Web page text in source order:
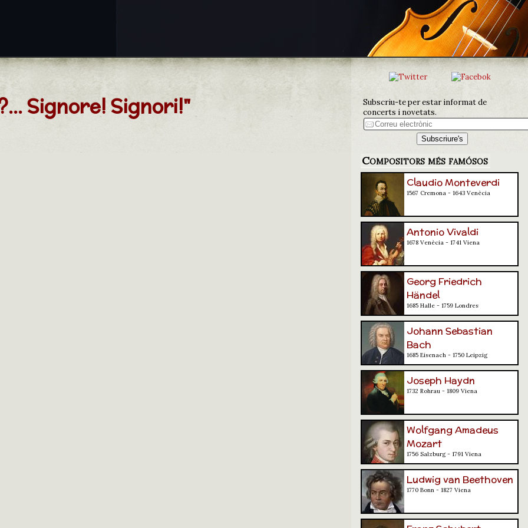
Signore! Signori!"
Subscriu-te per estar informat de
concerts i novetats.
Compositors més famósos
Claudio Monteverdi
1567 Cremona - 1643 Venècia
Antonio Vivaldi
1678 Venècia - 1741 Viena
Georg Friedrich
Händel
1685 Halle - 1759 Londres
Johann Sebastian
Bach
1685 Eisenach - 1750 Leipzig
Joseph Haydn
1732 Rohrau - 1809 Viena
Wolfgang Amadeus
Mozart
1756 Salzburg - 1791 Viena
Ludwig van Beethoven
1770 Bonn - 1827 Viena